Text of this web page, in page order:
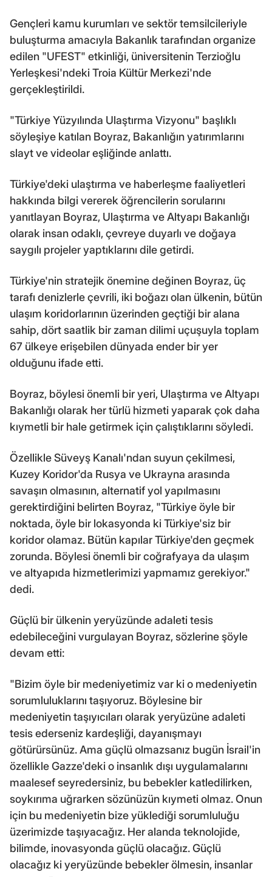
Gençleri kamu kurumları ve sektör temsilcileriyle
buluşturma amacıyla Bakanlık tarafından organize
edilen "UFEST" etkinliği, üniversitenin Terzioğlu
Yerleşkesi'ndeki Troia Kültür Merkezi'nde
gerçekleştirildi.
"Türkiye Yüzyılında Ulaştırma Vizyonu" başlıklı
söyleşiye katılan Boyraz, Bakanlığın yatırımlarını
slayt ve videolar eşliğinde anlattı.
Türkiye'deki ulaştırma ve haberleşme faaliyetleri
hakkında bilgi vererek öğrencilerin sorularını
yanıtlayan Boyraz, Ulaştırma ve Altyapı Bakanlığı
olarak insan odaklı, çevreye duyarlı ve doğaya
saygılı projeler yaptıklarını dile getirdi.
Türkiye'nin stratejik önemine değinen Boyraz, üç
tarafı denizlerle çevrili, iki boğazı olan ülkenin, bütün
ulaşım koridorlarının üzerinden geçtiği bir alana
sahip, dört saatlik bir zaman dilimi uçuşuyla toplam
67 ülkeye erişebilen dünyada ender bir yer
olduğunu ifade etti.
Boyraz, böylesi önemli bir yeri, Ulaştırma ve Altyapı
Bakanlığı olarak her türlü hizmeti yaparak çok daha
kıymetli bir hale getirmek için çalıştıklarını söyledi.
Özellikle Süveyş Kanalı'ndan suyun çekilmesi,
Kuzey Koridor'da Rusya ve Ukrayna arasında
savaşın olmasının, alternatif yol yapılmasını
gerektirdiğini belirten Boyraz, "Türkiye öyle bir
noktada, öyle bir lokasyonda ki Türkiye'siz bir
koridor olamaz. Bütün kapılar Türkiye'den geçmek
zorunda. Böylesi önemli bir coğrafyaya da ulaşım
ve altyapıda hizmetlerimizi yapmamız gerekiyor."
dedi.
Güçlü bir ülkenin yeryüzünde adaleti tesis
edebileceğini vurgulayan Boyraz, sözlerine şöyle
devam etti:
"Bizim öyle bir medeniyetimiz var ki o medeniyetin
sorumluluklarını taşıyoruz. Böylesine bir
medeniyetin taşıyıcıları olarak yeryüzüne adaleti
tesis ederseniz kardeşliği, dayanışmayı
götürürsünüz. Ama güçlü olmazsanız bugün İsrail'in
özellikle Gazze'deki o insanlık dışı uygulamalarını
maalesef seyredersiniz, bu bebekler katledilirken,
soykırıma uğrarken sözünüzün kıymeti olmaz. Onun
için bu medeniyetin bize yüklediği sorumluluğu
üzerimizde taşıyacağız. Her alanda teknolojide,
bilimde, inovasyonda güçlü olacağız. Güçlü
olacağız ki yeryüzünde bebekler ölmesin, insanlar